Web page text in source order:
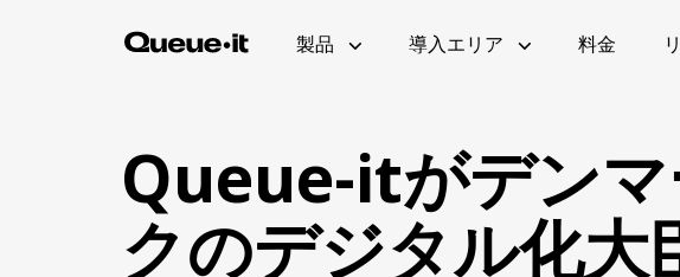
製品 導入エリア 料金
製品概要 招待制待合室 Queue-
Eコマース チケット販売
技術者向けページ(英語) ホワイトペーパー
Queue-itがデン
クのデジタル化大